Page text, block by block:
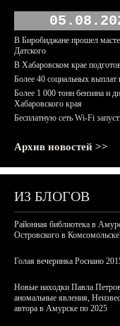
В Биробиджане прошел
Датского
В Хабаровском крае
Более 40 социальных
Более 1 000 тонн бензина и
Хабаровского края
Бесплатную сеть Wi-Fi
Архив новостей >>
ИЗ БЛОГОВ
Районная библиотека в
Островского в
Голая вечеринка Роснано
Новые находки Павла
аномальные явления,
автора в Амурске по 2025